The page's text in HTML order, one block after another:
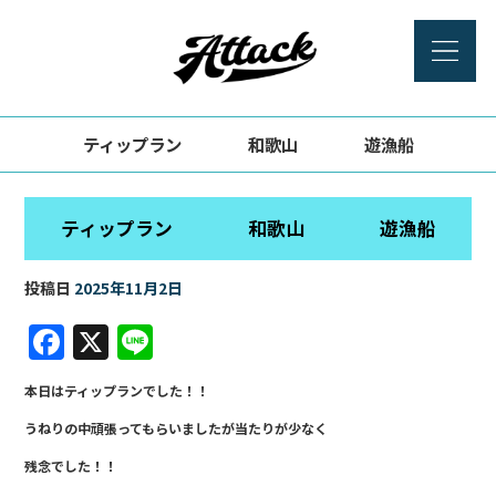
ティップラン 和歌山 遊漁船
ティップラン 和歌山 遊漁船
投稿日 2025年11月2日
F
a
c
e
b
X
n
e
本日はティップランでした！！
うねりの中頑張ってもらいましたが当たりが少なく
残念でした！！